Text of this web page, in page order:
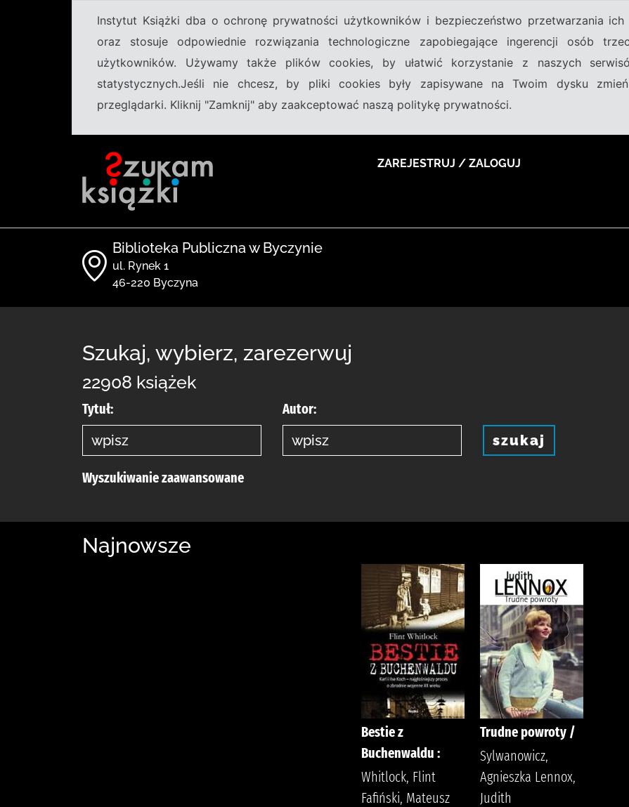
Instytut Książki dba o ochronę prywatności użytkowników i bezpieczeństwo przetwarzania ich
oraz stosuje odpowiednie rozwiązania technologiczne zapobiegające ingerencji osób
użytkowników. Używamy także plików cookies, by ułatwić korzystanie z naszych
statystycznych.Jeśli nie chcesz, by pliki cookies były zapisywane na Twoim dysku
przeglądarki. Kliknij "Zamknij" aby zaakceptować naszą politykę prywatności.
ZAREJESTRUJ / ZALOGUJ
Biblioteka Publiczna w Byczynie
ul. Rynek 1
46-220 Byczyna
Szukaj, wybierz, zarezerwuj
22908 książek
Tytuł:
Autor:
szukaj
Wyszukiwanie zaawansowane
Najnowsze
Bestie z
Buchenwaldu :
Whitlock, Flint
Fafiński, Mateusz
Trudne powroty /
Sylwanowicz,
Agnieszka Lennox,
Judith